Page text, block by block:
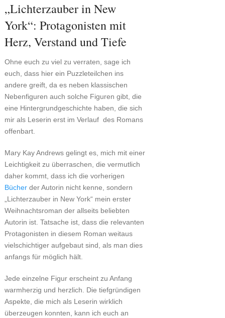
„Lichterzauber in New
York“: Protagonisten mit
Herz, Verstand und Tiefe
Ohne euch zu viel zu verraten, sage ich
euch, dass hier ein Puzzleteilchen ins
andere greift, da es neben klassischen
Nebenfiguren auch solche Figuren gibt, die
eine Hintergrundgeschichte haben, die sich
mir als Leserin erst im Verlauf des Romans
offenbart.
Mary Kay Andrews gelingt es, mich mit einer
Leichtigkeit zu überraschen, die vermutlich
daher kommt, dass ich die vorherigen
Bücherder Autorin nicht kenne, sondern
„Lichterzauber in New York“ mein erster
Weihnachtsroman der allseits beliebten
Autorin ist. Tatsache ist, dass die relevanten
Protagonisten in diesem Roman weitaus
vielschichtiger aufgebaut sind, als man dies
anfangs für möglich hält.
Jede einzelne Figur erscheint zu Anfang
warmherzig und herzlich. Die tiefgründigen
Aspekte, die mich als Leserin wirklich
überzeugen konnten, kann ich euch an